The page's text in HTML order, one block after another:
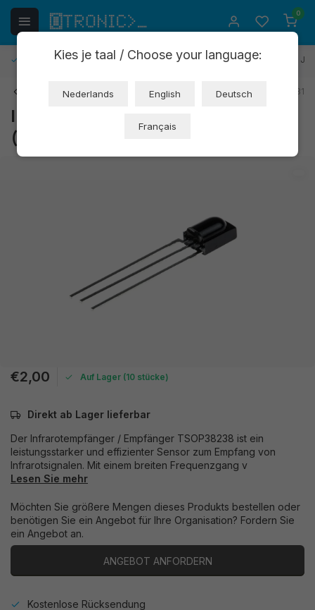
0
Kostenlose Rücksendung 30 Tage Rückgaberecht 1
Art: XS338 EAN: 8721244302331
Infrarotempfänger TSOP38238
(OT3172)
€2,00 Auf Lager (10 stücke)
Direkt ab Lager lieferbar
Der Infrarotempfänger / Empfänger TSOP38238 ist ein
leistungsstarker und effizienter Sensor zum Empfang von
Infrarotsignalen. Mit einem breiten Frequenzgang v
Lesen Sie mehr
Möchten Sie größere Mengen dieses Produkts bestellen oder
benötigen Sie ein Angebot für Ihre Organisation? Fordern Sie
ein Angebot an.
ANGEBOT ANFORDERN
Kostenlose Rücksendung
Kies je taal / Choose your language:
Nederlands English Deutsch
Français